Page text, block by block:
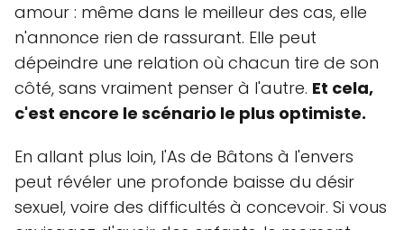
amour : même dans le meilleur des cas, elle
n'annonce rien de rassurant. Elle peut
dépeindre une relation où chacun tire de son
côté, sans vraiment penser à l'autre. Et cela,
c'est encore le scénario le plus optimiste.
En allant plus loin, l'As de Bâtons à l'envers
peut révéler une profonde baisse du désir
sexuel, voire des difficultés à concevoir. Si vous